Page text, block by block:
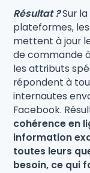
Résultat ?Sur
plateformes,
mettent à jour
de commande
les attributs
répondent à
internautes
Facebook.
cohérence en
information
toutes leurs
besoin, ce qui